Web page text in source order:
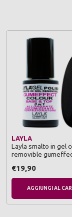
LAYLA
Layla smalto in gel
removible
€19,90
AGGIUNGI AL